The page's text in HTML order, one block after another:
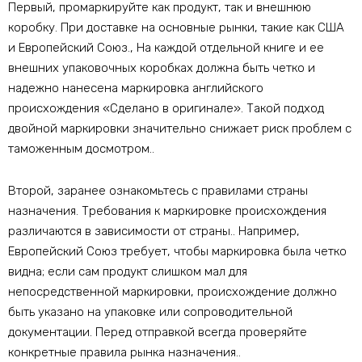
Первый, промаркируйте как продукт, так и внешнюю
коробку. При доставке на основные рынки, такие как США
и Европейский Союз., На каждой отдельной книге и ее
внешних упаковочных коробках должна быть четко и
надежно нанесена маркировка английского
происхождения «Сделано в оригинале». Такой подход
двойной маркировки значительно снижает риск проблем с
таможенным досмотром..
Второй, заранее ознакомьтесь с правилами страны
назначения. Требования к маркировке происхождения
различаются в зависимости от страны.. Например,
Европейский Союз требует, чтобы маркировка была четко
видна; если сам продукт слишком мал для
непосредственной маркировки, происхождение должно
быть указано на упаковке или сопроводительной
документации. Перед отправкой всегда проверяйте
конкретные правила рынка назначения..